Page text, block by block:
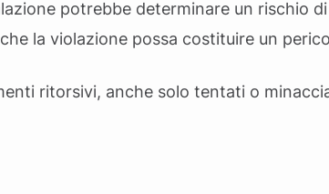
potrebbe determinare un rischio
la violazione possa costituire un
ritorsivi, anche solo tentati o